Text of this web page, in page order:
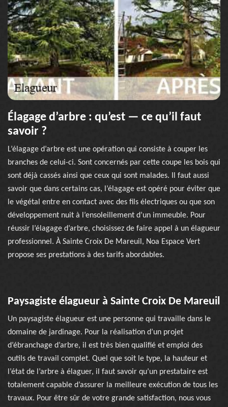
Élagage d’arbre : qu’est — ce qu’il faut
savoir ?
L’élagage d’arbre est une opération qui consiste à couper les
branches de celui-ci. Sont concernés par cette coupe les bois qui
sont déjà cassés ainsi que ceux qui sont malades. Il faut aussi
savoir que dans certains cas, l’élagage est opéré pour éviter que
le végétal entre en contact avec des fils électriques ou que son
développement nuit à l’ensoleillement d’un immeuble. Pour
réussir l’élagage d’arbre, choisissez de faire appel à un élagueur
professionnel. À Sainte Croix De Mareuil, Noa Espace Vert
propose ses prestations à des tarifs abordables.
Paysagiste élagueur à Sainte Croix De Mareuil
Un paysagiste élagueur est une personne qui travaille dans le
domaine de jardinage. Pour la réalisation d’un projet
d’ébranchage d’arbre, il est très bien qualifié et emploi des
outils de travail complet. Quel que soit le type, la hauteur et
l’état de l’arbre à élaguer, il faut savoir qu’un prestataire est
totalement capable d’assurer la meilleure exécution de tous les
travaux. Pour être sûr de votre grande satisfaction, nous vous